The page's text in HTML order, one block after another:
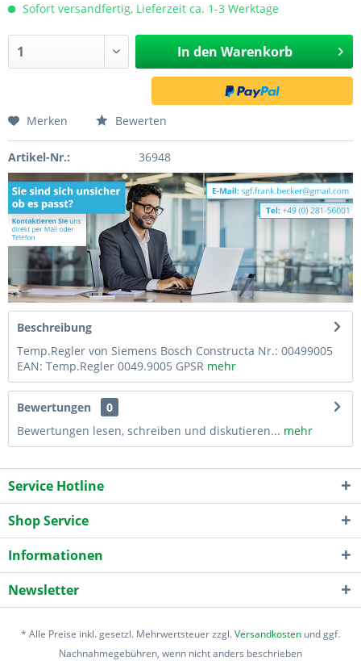
Sofort versandfertig, Lieferzeit ca. 1-3 Werktage
In den Warenkorb
Merken Bewerten
Artikel-Nr.: 36948
Beschreibung
Temp.Regler von Siemens Bosch Constructa Nr.: 00499005
EAN: Temp.Regler 0049.9005 GPSR mehr
Bewertungen
0
Bewertungen lesen, schreiben und diskutieren... mehr
Service Hotline
Shop Service
Informationen
Newsletter
* Alle Preise inkl. gesetzl. Mehrwertsteuer zzgl.Versandkosten und ggf.
Nachnahmegebühren, wenn nicht anders beschrieben